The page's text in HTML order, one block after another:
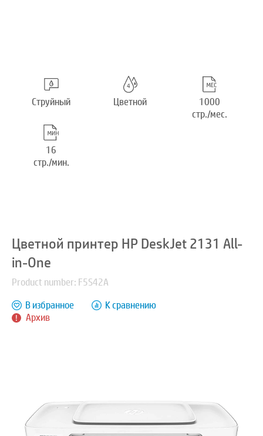
Струйный Цветной
1000
стр./мес.
16
стр./мин.
Цветной принтер HP DeskJet 2131 All-
in-One
Product number: F5S42A
Архив
В избранное К сравнению